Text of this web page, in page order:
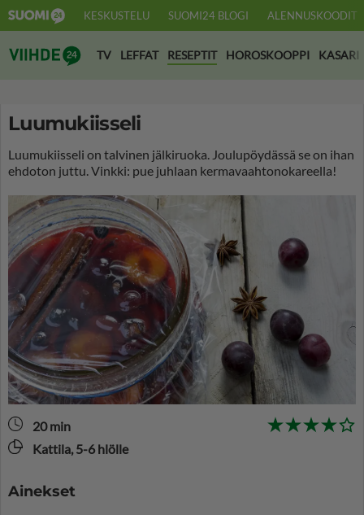
KESKUSTELU SUOMI24 BLOGI ALENNUSKOODIT
Suomi24 Viihde
TV LEFFAT RESEPTIT HOROSKOOPPI KASARI
Luumukiisseli
Luumukiisseli on talvinen jälkiruoka. Joulupöydässä se on ihan
ehdoton juttu. Vinkki: pue juhlaan kermavaahtonokareella!
20 min
Kattila, 5-6 hlölle
Ainekset